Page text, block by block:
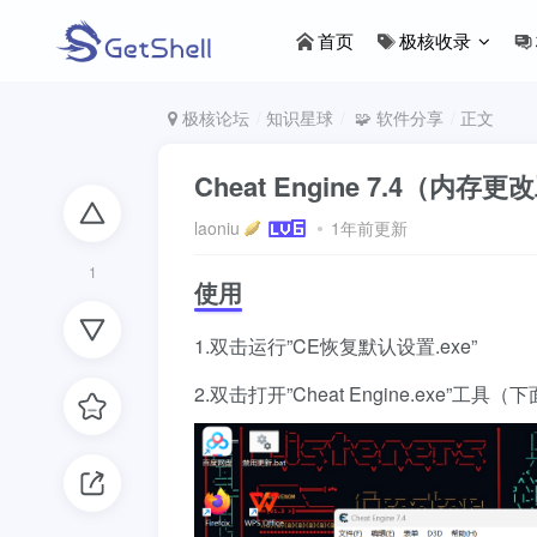
首页 极核收录
1
极核论坛 知识星球 🧩 软件分享 正文
Cheat Engine 7.4（内存更
laoniu 1年前更新
使用
1.双击运行”CE恢复默认设置.exe”
2.双击打开”Cheat Engine.exe”工具（